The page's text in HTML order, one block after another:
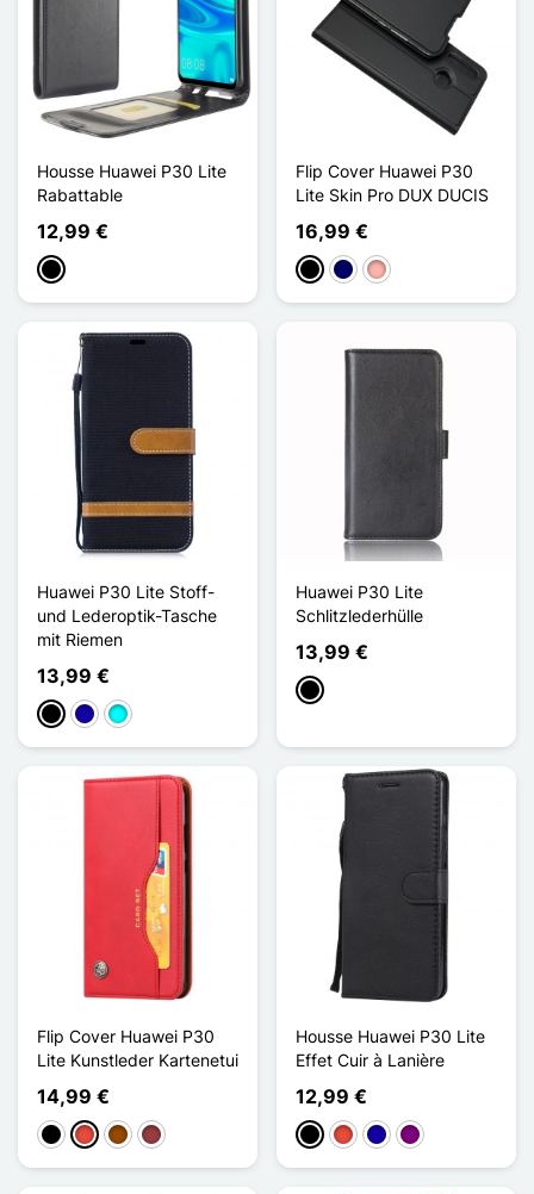
Housse Huawei P30 Lite
Rabattable
12,99 €
Schwarz
Flip Cover Huawei P30
Lite Skin Pro DUX DUCIS
16,99 €
SchwarzMarineblau
Roségold
Huawei P30 Lite Stoff-
und Lederoptik-Tasche
mit Riemen
13,99 €
SchwarzDunkelblau
Cyan
Huawei P30 Lite
Schlitzlederhülle
13,99 €
Schwarz
Flip Cover Huawei P30
Lite Kunstleder Kartenetui
14,99 €
Schwarz
Rot BraunDunkelrot
Housse Huawei P30 Lite
Effet Cuir à Lanière
12,99 €
Schwarz
Rot Dunkelblau
Violett